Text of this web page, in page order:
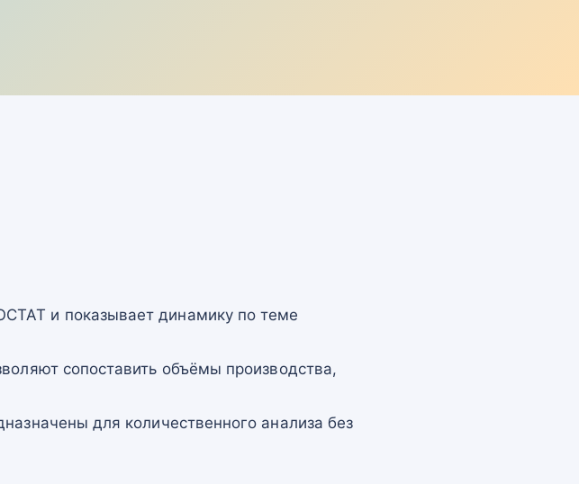
и показывает динамику по теме
сопоставить объёмы производства,
для количественного анализа без